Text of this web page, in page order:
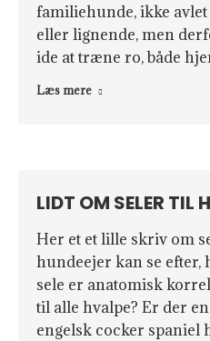
familiehunde, ikke
eller lignende, men
ide at træne ro, både
Læs mere
LIDT OM SELER TIL
Her et et lille skriv om
hundeejer kan se efter,
sele er anatomisk
til alle hvalpe? Er der
engelsk cocker spaniel